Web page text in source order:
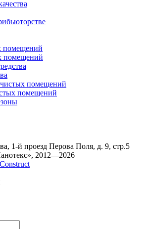
помещений
помещений
помещений
помещений
1-й проезд Перова Поля, д. 9, стр.5
2012—2026